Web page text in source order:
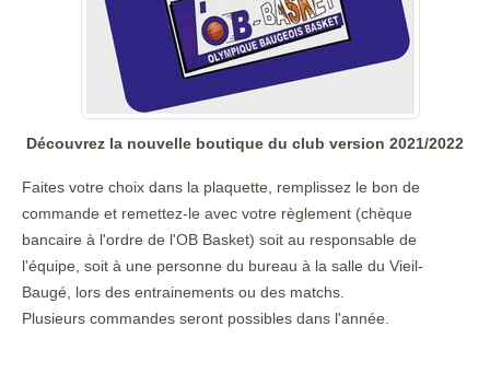
Découvrez la nouvelle boutique du club version 2021/2022
Faites votre choix dans la plaquette, remplissez le bon de
commande et remettez-le avec votre règlement (chèque
bancaire à l'ordre de l'OB Basket) soit au responsable de
l'équipe, soit à une personne du bureau à la salle du Vieil-
Baugé, lors des entrainements ou des matchs.
Plusieurs commandes seront possibles dans l'année.